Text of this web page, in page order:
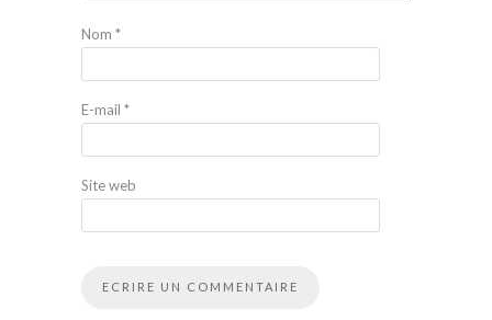
Nom *
E-mail *
Site web